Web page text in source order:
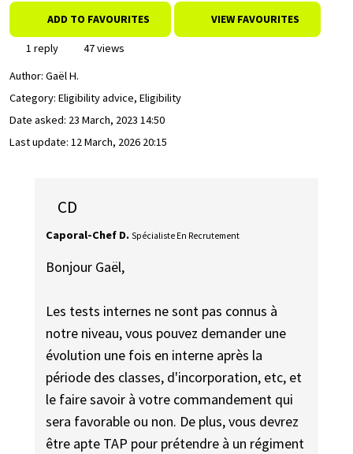
ADD TO FAVOURITES VIEW FAVOURITES
1 reply
47 views
Author: Gaël H.
Category: Eligibility advice, Eligibility
Date asked: 23 March, 2023 14:50
Last update: 12 March, 2026 20:15
CD
Caporal-Chef D. Spécialiste En Recrutement
Bonjour Gaël,
Les tests internes ne sont pas connus à
notre niveau, vous pouvez demander une
évolution une fois en interne après la
période des classes, d'incorporation, etc, et
le faire savoir à votre commandement qui
sera favorable ou non. De plus, vous devrez
être apte TAP pour prétendre à un régiment